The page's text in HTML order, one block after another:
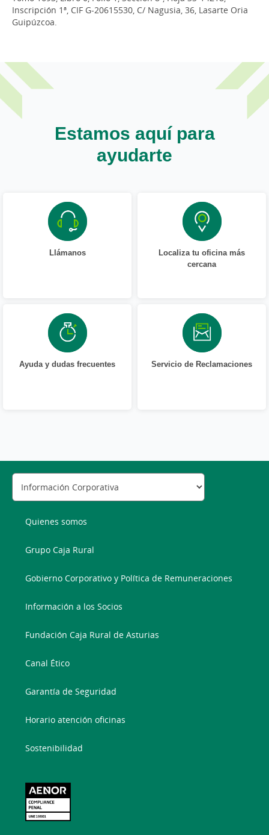
Inscripción 1ª, CIF G-20615530, C/ Nagusia, 36, Lasarte Oria
Guipúzcoa.
Estamos aquí para
ayudarte
Llámanos
Localiza tu oficina más
cercana
Ayuda y dudas frecuentes Servicio de Reclamaciones
Quienes somos
Grupo Caja Rural
Gobierno Corporativo y Política de Remuneraciones
Información a los Socios
Fundación Caja Rural de Asturias
Canal Ético
Garantía de Seguridad
Horario atención oficinas
Sostenibilidad